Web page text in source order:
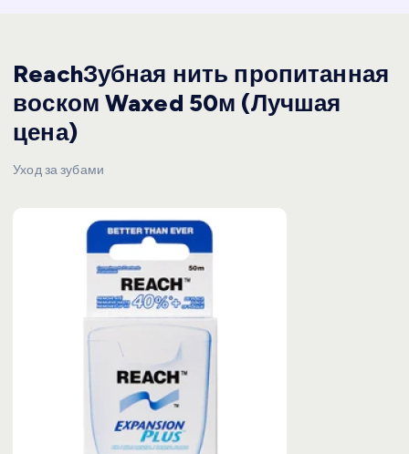
ReachЗубная нить пропитанная
воском Waxed 50м (Лучшая
цена)
Уход за зубами